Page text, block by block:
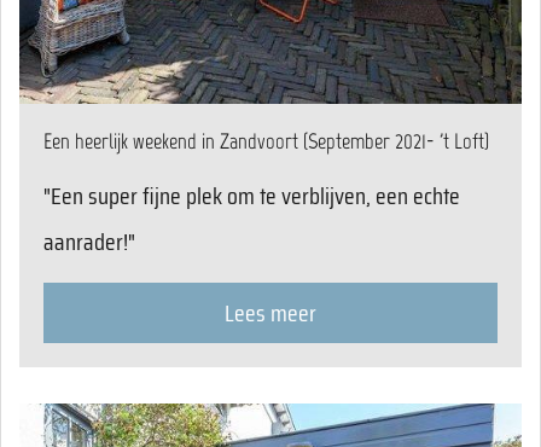
Een heerlijk weekend in Zandvoort (September 2021- 't Loft)
"Een super fijne plek om te verblijven, een echte
aanrader!"
Lees meer